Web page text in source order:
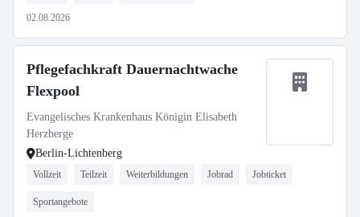
02.08.2026
Pflegefachkraft Dauernachtwache
Flexpool
Evangelisches Krankenhaus Königin Elisabeth
Herzberge
Berlin-Lichtenberg
Vollzeit Teilzeit Weiterbildungen Jobrad Jobticket
Sportangebote